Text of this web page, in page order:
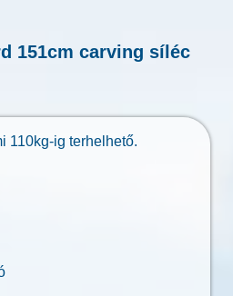
151cm carving síléc
110kg-ig terhelhető.